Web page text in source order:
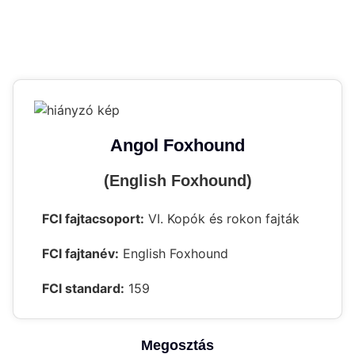
Angol Foxhound
(English Foxhound)
FCI fajtacsoport: VI. Kopók és rokon fajták
FCI fajtanév: English Foxhound
FCI standard: 159
Megosztás